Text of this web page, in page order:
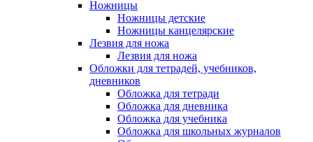
Ножницы
Ножницы детские
Ножницы канцелярские
Лезвия для ножа
Лезвия для ножа
Обложки для тетрадей, учебников,
дневников
Обложка для тетради
Обложка для дневника
Обложка для учебника
Обложка для школьных журналов